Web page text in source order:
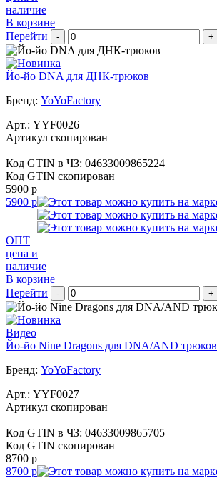
наличие
В корзине
Перейти
- +
Йо-йо DNA для ДНК-трюков
Бренд: YoYoFactory
Арт.: YYF0026
Артикул скопирован
Код GTIN в ЧЗ: 04633009865224
Код GTIN скопирован
5900 р
5900 р
ОПТ
цена и
наличие
В корзине
Перейти
- +
Видео
Йо-йо Nine Dragons для DNA/AND трюков
Бренд: YoYoFactory
Арт.: YYF0027
Артикул скопирован
Код GTIN в ЧЗ: 04633009865705
Код GTIN скопирован
8700 р
8700 р